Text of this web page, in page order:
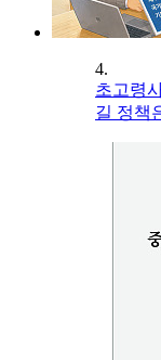
4.
초고령
길 정책